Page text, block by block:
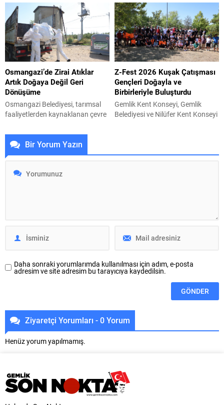
Uluslararası Bursa Festivali, Türk
müziğinin usta ismi Mustafa
Keser’i Bursalılarla buluşturdu.
Büyükşehir Belediyesi adına
Bursa Kültür Sanat ve Turizm
Vakfı (BKSTV) tarafından bu yıl
64’üncüsü düzenlenen
Uluslararası Bursa Festivali,
etkinlik takviminin 12’nci
programında sevilen sanatçı
Mustafa Keser’i ağırladı. Uludağ
İçecek ana...
oyuncusu Mehmet Emin Güneş’i
resmen renklerine bağladı.
Kariyerinde daha önce 1922
Konyaspor, İskenderunspor ve
Fransa’da Evian, Annecy FC ile FC
Bourgoin-Jallieu gibi takımların
formalarını başarıyla terleten
yetenekli futbolcu, kulüp
tesislerimizde düzenlenen törenle
kendisini takımımıza bağlayan
sözleşmeye...
Osmangazi’de Zirai Atıklar
Artık Doğaya Değil Geri
Dönüşüme
Osmangazi Belediyesi, tarımsal
faaliyetlerden kaynaklanan çevre
mahallelerde tarımsal sulama ve
ilaçlama su dolum noktalarına
zirai atık dönüşüm konteynerleri
ambalajlarının güvenli şekilde
amacıyla hayata geçirdiği çevreci
projelerine bir yenisini...
Z-Fest 2026 Kuşak Çatışması
Gençleri Doğayla ve
Birbirleriyle Buluşturdu
Gemlik Kent Konseyi, Gemlik
Belediyesi ve Nilüfer Kent Konseyi
katılımıyla gerçekleştirildi. Gemlik
Bir Yorum Yazın
Daha sonraki yorumlarımda kullanılması için adım, e-posta
adresim ve site adresim bu tarayıcıya kaydedilsin.
Ziyaretçi Yorumları - 0 Yorum
Henüz yorum yapılmamış.